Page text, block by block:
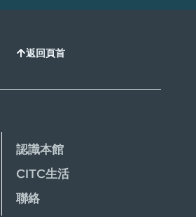
返回頁首
認識本館
CITC生活
聯絡